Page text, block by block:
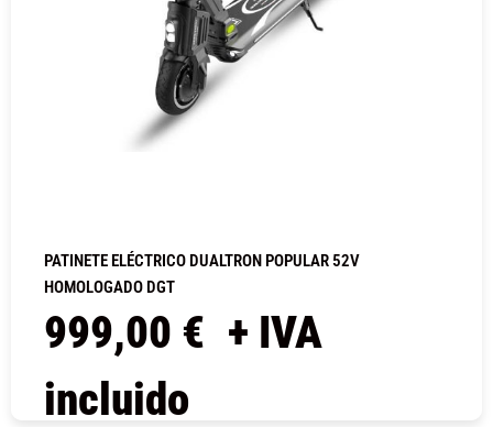
PATINETE ELÉCTRICO DUALTRON POPULAR 52V
HOMOLOGADO DGT
999,00 € + IVA
incluido